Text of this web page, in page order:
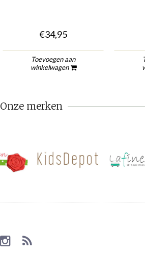
€34,95
Toevoegen aan
winkelwagen
Onze merken